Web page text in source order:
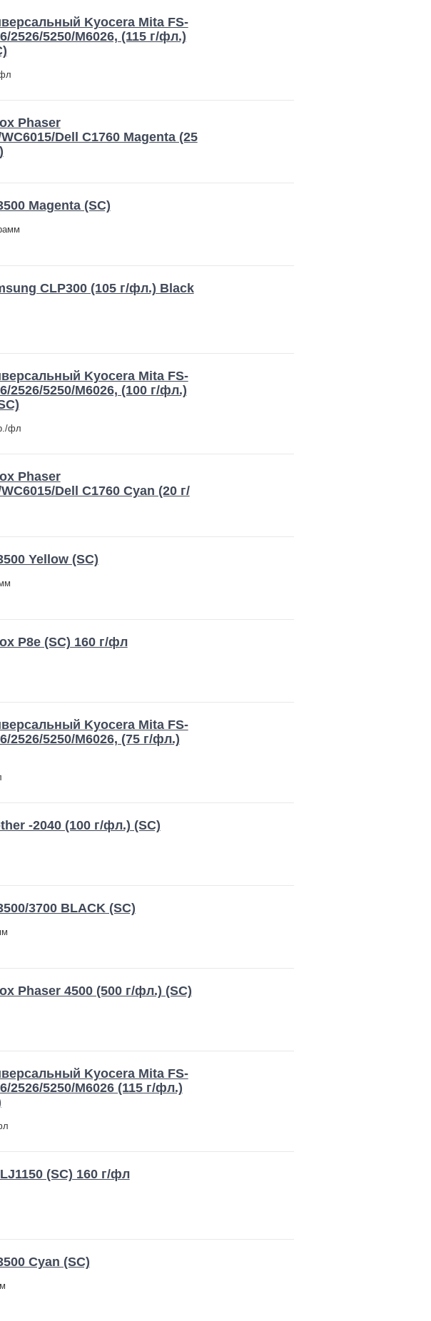
Kyocera Mita FS-
2526/5250/M6026, (115 г/фл.)
Phaser
Dell C1760 Magenta (25
Magenta (SC)
CLP300 (105 г/фл.) Black
Kyocera Mita FS-
2526/5250/M6026, (100 г/фл.)
фл
Phaser
Dell C1760 Cyan (20 г/
Yellow (SC)
P8e (SC) 160 г/фл
Kyocera Mita FS-
2526/5250/M6026, (75 г/фл.)
-2040 (100 г/фл.) (SC)
3700 BLACK (SC)
Phaser 4500 (500 г/фл.) (SC)
Kyocera Mita FS-
2526/5250/M6026 (115 г/фл.)
(SC) 160 г/фл
Cyan (SC)